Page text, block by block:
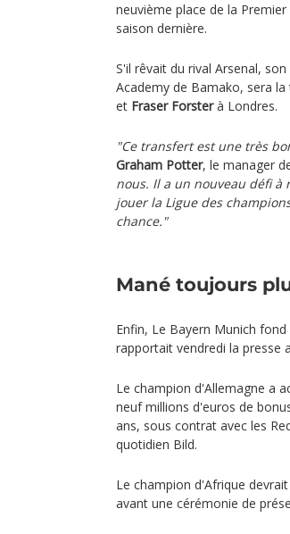
neuvième place de la
saison dernière.
S'il rêvait du rival Arsenal,
Academy de Bamako, sera
et Fraser Forsterà Londres.
"Ce transfert est une très
Graham Potter, le manager
nous. Il a un nouveau défi
jouer la Ligue des
chance."
Mané toujours
Enfin, Le Bayern Munich
rapportait vendredi la presse
Le champion d'Allemagne a
neuf millions d'euros de
ans, sous contrat avec les
quotidien Bild.
Le champion d'Afrique
avant une cérémonie de